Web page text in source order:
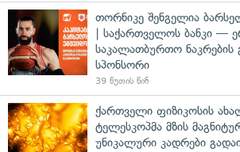
თორნიკე შენგელია
| საქართველოს ბანკი —
საკალათბურთო ნაკრების
სპონსორი
39 წუთის წინ
ქართველი ფიზიკოსის
ტელესკოპმა მზის
უნიკალური კადრები